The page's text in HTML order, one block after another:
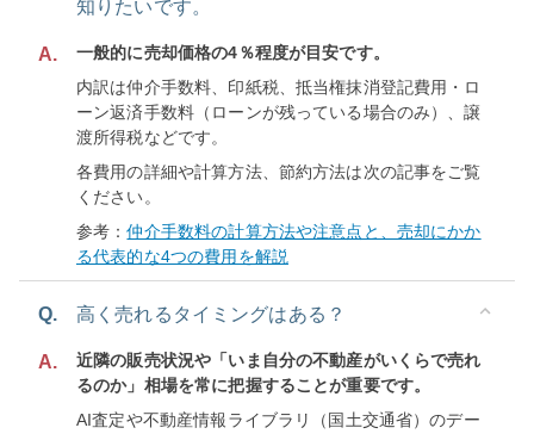
知りたいです。
A.
一般的に売却価格の4％程度が目安です。
内訳は仲介手数料、印紙税、抵当権抹消登記費用・ロ
ーン返済手数料（ローンが残っている場合のみ）、譲
渡所得税などです。
各費用の詳細や計算方法、節約方法は次の記事をご覧
ください。
参考：仲介手数料の計算方法や注意点と、売却にかか
る代表的な4つの費用を解説
Q. 高く売れるタイミングはある？
A.
近隣の販売状況や「いま自分の不動産がいくらで売れ
るのか」相場を常に把握することが重要です。
AI査定や不動産情報ライブラリ（国土交通省）のデー